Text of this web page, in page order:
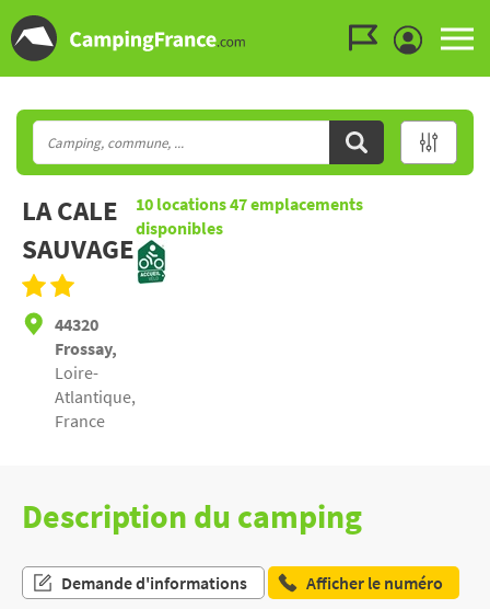
LA CALE
SAUVAGE
44320
Frossay,
Loire-
Atlantique,
France
10 locations47emplacements
disponibles
Description du camping
Demande d'informations
Afficher le numéro